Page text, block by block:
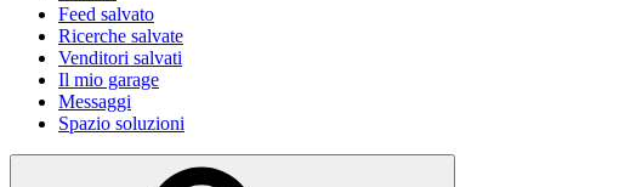
Feed salvato
Ricerche salvate
Venditori salvati
Il mio garage
Messaggi
Spazio soluzioni